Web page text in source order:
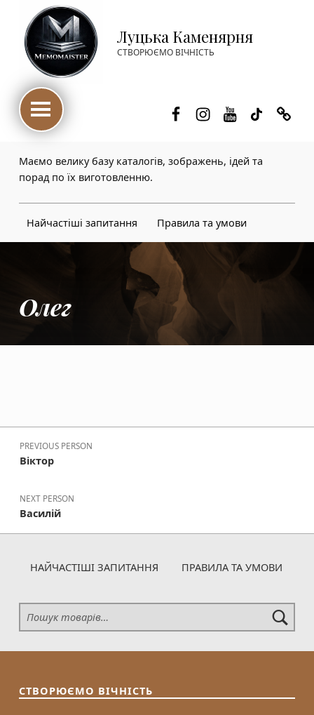
Луцька Каменярня
СТВОРЮЄМО ВІЧНІСТЬ
Маємо велику базу каталогів, зображень, ідей та
порад по їх виготовленню.
Найчастіші запитання Правила та умови
Олег
Навігація записів
PREVIOUS PERSON
Віктор
NEXT PERSON
Василій
НАЙЧАСТІШІ ЗАПИТАННЯ ПРАВИЛА ТА УМОВИ
Шукати:
СТВОРЮЄМО ВІЧНІСТЬ